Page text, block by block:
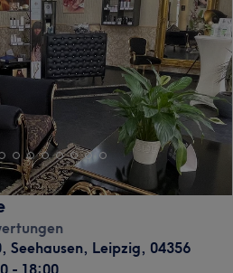
, Seehausen, Leipzig, 04356
- 18:00